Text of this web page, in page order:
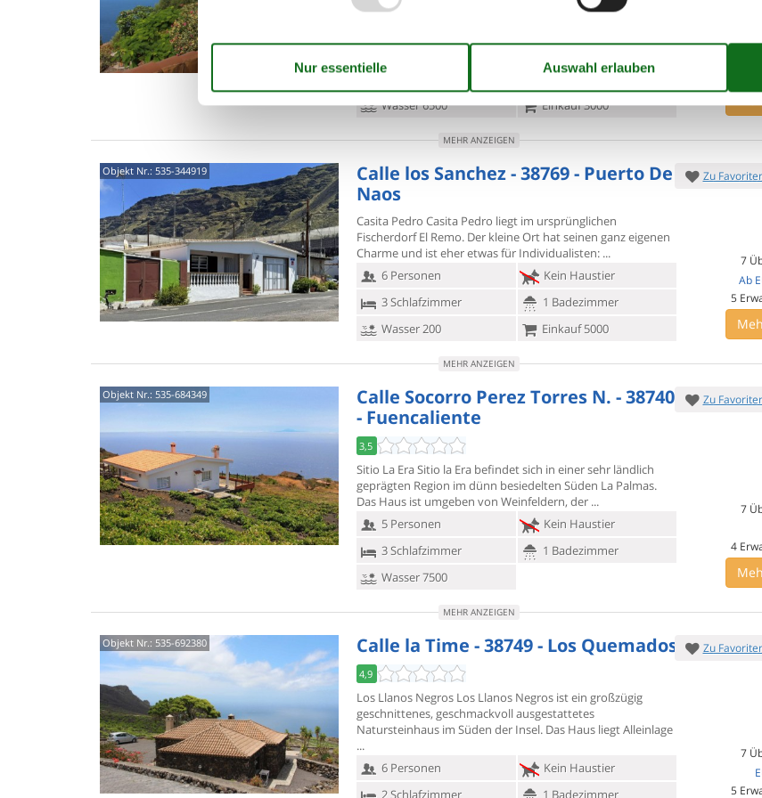
Natursteinhaus in romantischem
Setting mit stilsicherer und
2 Schlafzimmer
1 Badezimmer
Wasser 6500
Einkauf 3000
MEHR ANZEIGEN
Objekt Nr.: 535-344919
Calle los Sanchez - 38769 - Puerto De
Naos
Casita Pedro Casita Pedro liegt im ursprünglichen
Fischerdorf El Remo. Der kleine Ort hat seinen ganz eigenen
Charme und ist eher etwas für Individualisten:
6 Personen
Kein Haustier
3 Schlafzimmer
1 Badezimmer
Wasser 200
Einkauf 5000
Zu
7
Ab
5
MEHR ANZEIGEN
Objekt Nr.: 535-684349
Calle Socorro Perez Torres N. - 38740
- Fuencaliente
3,5
Sitio La Era Sitio la Era befindet sich in einer sehr ländlich
geprägten Region im dünn besiedelten Süden La Palmas.
Das Haus ist umgeben von Weinfeldern, der
5 Personen
Kein Haustier
3 Schlafzimmer
1 Badezimmer
Wasser 7500
Zu
7
4
MEHR ANZEIGEN
Objekt Nr.: 535-692380 Calle la Time - 38749 - Los Quemados
4,9
Los Llanos Negros Los Llanos Negros ist ein großzügig
geschnittenes, geschmackvoll ausgestattetes
Natursteinhaus im Süden der Insel. Das Haus liegt Alleinlage
6 Personen
Kein Haustier
2 Schlafzimmer
1 Badezimmer
Zu
7
5